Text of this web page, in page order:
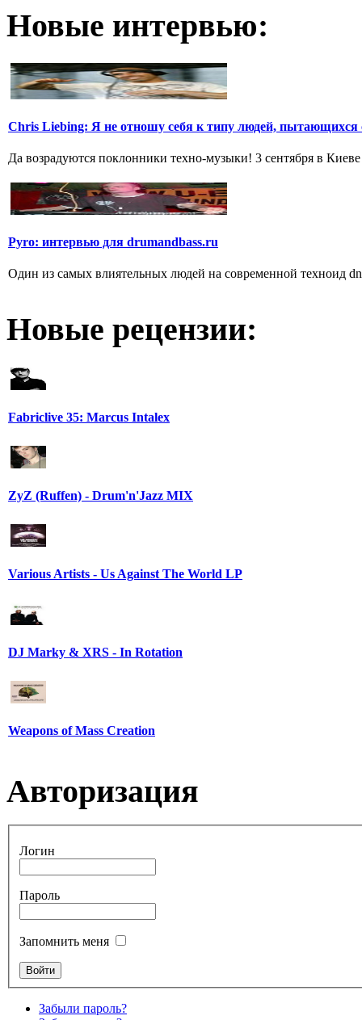
Новые интервью:
Chris Liebing: Я не отношу себя к типу людей, пытающихся
Да возрадуются поклонники техно-музыки! 3 сентября в
Pyro: интервью для drumandbass.ru
Один из самых влиятельных людей на современной техноид
Новые рецензии:
Fabriclive 35: Marcus Intalex
ZyZ (Ruffen) - Drum'n'Jazz MIX
Various Artists - Us Against The World LP
DJ Marky & XRS - In Rotation
Weapons of Mass Creation
Авторизация
Логин
Пароль
Запомнить меня
Забыли пароль?